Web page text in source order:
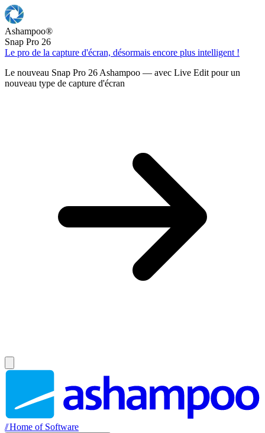
Ashampoo®
Snap Pro 26
Le pro de la capture d'écran, désormais encore plus intelligent !
Le nouveau Snap Pro 26 Ashampoo — avec Live Edit pour un
nouveau type de capture d'écran
//Home of Software